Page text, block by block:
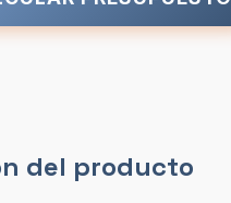
del producto